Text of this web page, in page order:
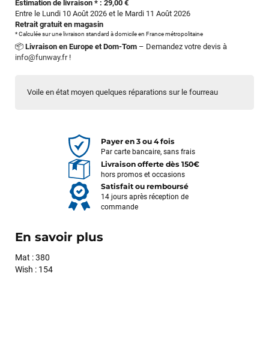
Voile en état moyen quelques réparations sur le fourreau
Estimation de livraison * : 29,00 €
Entre le Lundi 10 Août 2026 et le Mardi 11 Août 2026
Retrait gratuit en magasin
* Calculée sur une livraison standard à domicile en France métropolitaine
📦 Livraison en Europe et Dom-Tom – Demandez votre devis à
info@funway.fr!
Payer en 3 ou 4 fois
Par carte bancaire, sans frais
Livraison offerte dès 150€
hors promos et occasions
Satisfait ou remboursé
14 jours après réception de
commande
En savoir plus
Mat : 380
Wish : 154